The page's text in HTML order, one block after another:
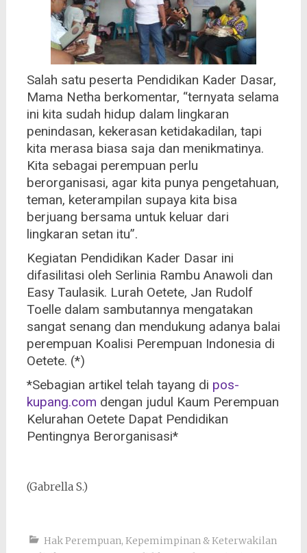
Salah satu peserta Pendidikan Kader Dasar,
Mama Netha berkomentar, “ternyata selama
ini kita sudah hidup dalam lingkaran
penindasan, kekerasan ketidakadilan, tapi
kita merasa biasa saja dan menikmatinya.
Kita sebagai perempuan perlu
berorganisasi, agar kita punya pengetahuan,
teman, keterampilan supaya kita bisa
berjuang bersama untuk keluar dari
lingkaran setan itu”.
Kegiatan Pendidikan Kader Dasar ini
difasilitasi oleh Serlinia Rambu Anawoli dan
Easy Taulasik. Lurah Oetete, Jan Rudolf
Toelle dalam sambutannya mengatakan
sangat senang dan mendukung adanya balai
perempuan Koalisi Perempuan Indonesia di
Oetete. (*)
*Sebagian artikel telah tayang di pos-
kupang.com dengan judul Kaum Perempuan
Kelurahan Oetete Dapat Pendidikan
Pentingnya Berorganisasi*
(Gabrella S.)
Hak Perempuan, Kepemimpinan & Keterwakilan